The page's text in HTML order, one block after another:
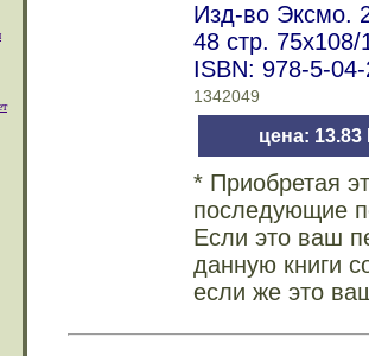
Изд-во Эксмо.
48 стр.
ISBN: 978-5-
1342049
цена: 13.83
* Приобретая
последующие
Если это ваш
данную книги
если же это